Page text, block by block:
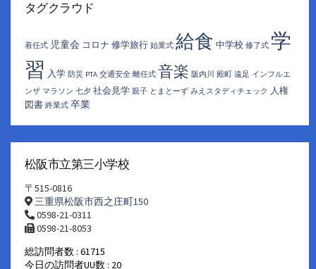
イ
タグクラウド
着任式 児童会 コロナ 修学旅行 始業式 給食 中学校 修了式 学
習 入学 防災 PTA 交通安全 離任式 音楽 阪内川 殿町 遠足 インフルエ
ンザ マラソン 七夕 社会見学 親子 とまとーず みえスタディチェック
人権
図書 終業式 卒業
松阪市立第三小学校
〒515-0816
三重県松阪市西之庄町150
0598-21-0311
0598-21-8053
総訪問者数 : 61715
今日の訪問者UU数 : 20